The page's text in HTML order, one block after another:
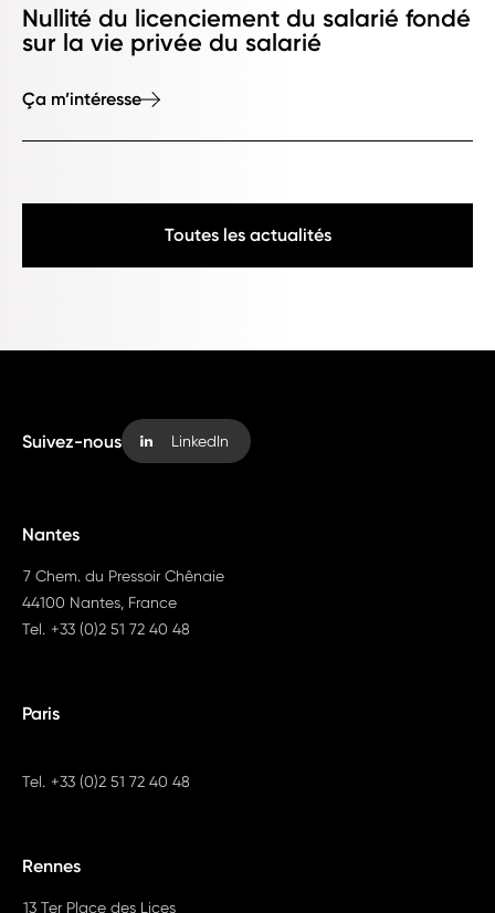
Nullité du licenciement du salarié fondé
sur la vie privée du salarié
Ça m’intéresse
Toutes les actualités
Suivez-nous LinkedIn
Nantes
7 Chem. du Pressoir Chênaie
44100 Nantes, France
Tel. +33 (0)2 51 72 40 48
Paris
Tel. +33 (0)2 51 72 40 48
Rennes
13 Ter Place des Lices